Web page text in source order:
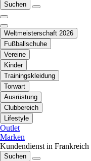
Suchen
Weltmeisterschaft 2026
Fußballschuhe
Vereine
Kinder
Trainingskleidung
Torwart
Ausrüstung
Clubbereich
Lifestyle
Outlet
Marken
Kundendienst in Frankreich
Suchen